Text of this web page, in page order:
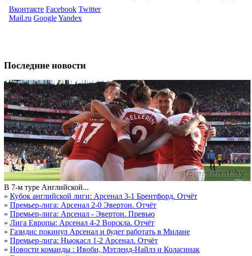
Вконтакте Facebook Twitter
Mail.ru GoogleYandex
Последние новости
В 7-м туре Английской...
» Кубок английской лиги: Арсенал 3-1 Брентфорд. Отчёт
» Премьер-лига: Арсенал 2-0 Эвертон. Отчёт
» Премьер-лига: Арсенал - Эвертон. Превью
» Лига Европы: Арсенал 4-2 Ворскла. Отчёт
» Газидис покинул Арсенал и будет работать в Милане
» Премьер-лига: Ньюкасл 1-2 Арсенал. Отчёт
» Новости команды : Ивоби, Мэтленд-Найлз и Коласинак